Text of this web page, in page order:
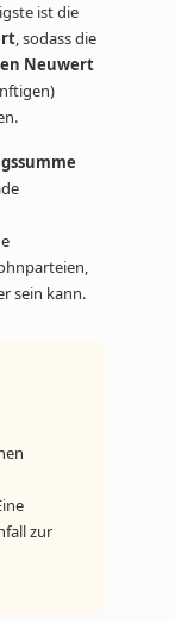
ist die
, sodass die
Neuwert
sein kann.
zur